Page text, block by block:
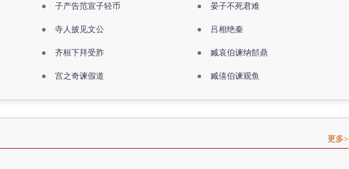
子产告范宣子轻币 晏子不死君难
寺人披见文公 吕相绝秦
齐桓下拜受胙 臧哀伯谏纳郜鼎
宫之奇谏假道 臧僖伯谏观鱼
更多>